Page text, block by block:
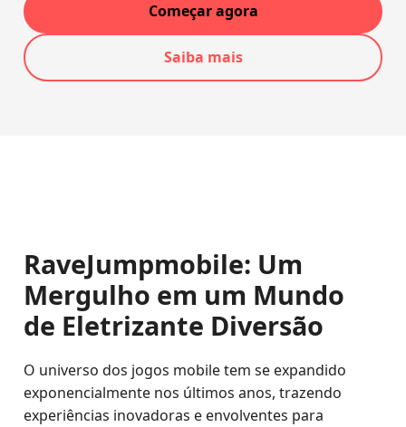
Começar agora
Saiba mais
RaveJumpmobile: Um
Mergulho em um Mundo
de Eletrizante Diversão
O universo dos jogos mobile tem se expandido
exponencialmente nos últimos anos, trazendo
experiências inovadoras e envolventes para